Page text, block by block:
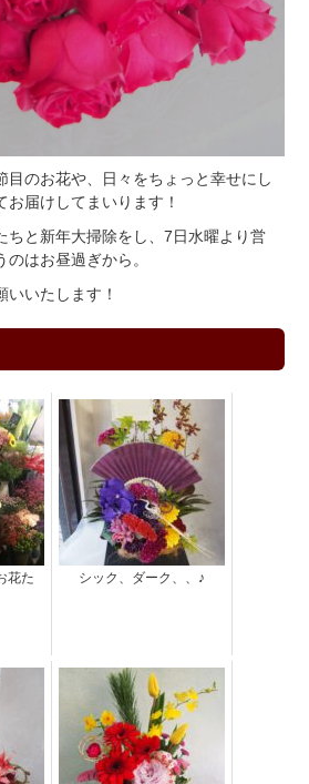
目のお花や、日々をちょっと幸せにし
届けしてまいります！
ちと新年大掃除をし、7日水曜より営
はお昼過ぎから。
いたします！
花た
シック、ダーク、、♪